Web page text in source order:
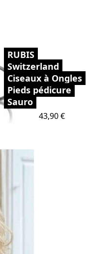
RUBIS
Switzerland
Ciseaux à Ongles
Pieds pédicure
Sauro
Prix
43,90 €